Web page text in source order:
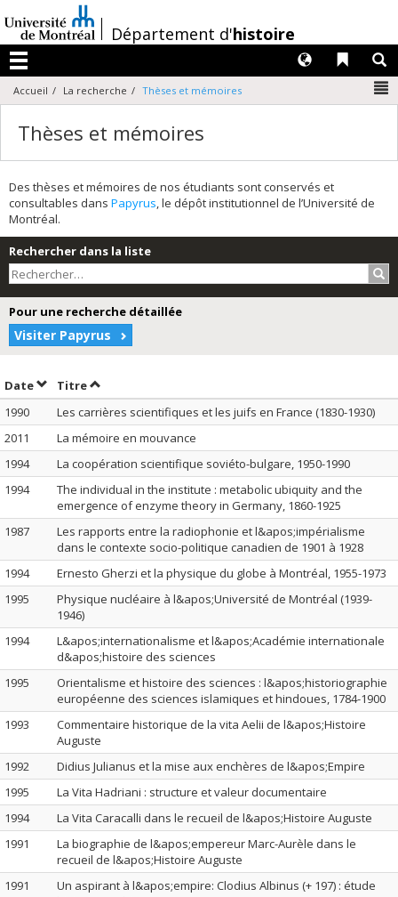
au
contenu
/Département d'histoire
Menu
Liens
Langues
Accueil La recherche Thèses et mémoires
Thèses et mémoires
Des thèses et mémoires de nos étudiants sont conservés et
consultables dans Papyrus, le dépôt institutionnel de l’Université de
Montréal.
Rechercher dans la liste
Pour une recherche détaillée
Visiter Papyrus
DateTrier par date en ordre décroissant
TitreTrier par titre en ordre décroissant
1990
Les carrières scientifiques et les juifs en France (1830-1930)
2011
La mémoire en mouvance
1994
La coopération scientifique soviéto-bulgare, 1950-1990
1994
The individual in the institute : metabolic ubiquity and the
emergence of enzyme theory in Germany, 1860-1925
1987
Les rapports entre la radiophonie et l&apos;impérialisme
dans le contexte socio-politique canadien de 1901 à 1928
1994
Ernesto Gherzi et la physique du globe à Montréal, 1955-1973
1995
Physique nucléaire à l&apos;Université de Montréal (1939-
1946)
1994
L&apos;internationalisme et l&apos;Académie internationale
d&apos;histoire des sciences
1995
Orientalisme et histoire des sciences : l&apos;historiographie
européenne des sciences islamiques et hindoues, 1784-1900
1993
Commentaire historique de la vita Aelii de l&apos;Histoire
Auguste
1992
Didius Julianus et la mise aux enchères de l&apos;Empire
1995
La Vita Hadriani : structure et valeur documentaire
1994
La Vita Caracalli dans le recueil de l&apos;Histoire Auguste
1991
La biographie de l&apos;empereur Marc-Aurèle dans le
recueil de l&apos;Histoire Auguste
1991
Un aspirant à l&apos;empire: Clodius Albinus (+ 197) : étude